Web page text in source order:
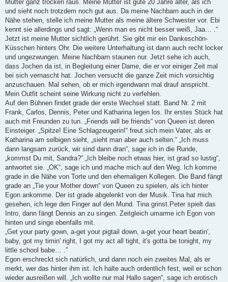
Mutter ganz trocken raus. Meine Mutter ist gute 20 Jahre älter, als ich
und sieht noch trotzdem noch gut aus. Da meine Nachbarn auch in der
Nähe stehen, stelle ich meine Mutter als meine ältere Schwester vor. Ebi
kennt sie allerdings und sagt: „Wenn man es nicht besser weiß, Jaa… .“
Jetzt ist meine Mutter sichtlich gerührt. Sie gibt mir ein Dankeschön-
Küsschen hinters Ohr. Die weitere Unterhaltung ist dann auch recht locker
und ungezwungen. Meine Nachbarn staunen nur. Jetzt sehe ich auch,
dass Jochen da ist, in Begleitung einer Dame, die er vor einiger Zeit mal
bei sich vernascht hat. Jochen versucht die ganze Zeit mich vorsichtig
anzuschauen. Mal sehen, ob er mich irgendwann mal drauf anspricht.
Mein Outfit scheint seine Wirkung nicht zu verfehlen.
Auf den Bühnen findet grade der erste Wechsel statt. Band Nr. 2 mit
Frank, Carlos, Dennis, Peter und Katharina legen los. Ihr erstes Stück hat
auch mit Freunden zu tun. „Friends will be friends“ von Queen ist deren
Einsteiger. „Spitze! Eine Schlagzeugerin!“ freut sich mein Vater, als er
Katharina am selbigen sieht, „sieht man aber auch selten.“ „Ich muss
dann langsam zurück, wir sind dann dran“, sage ich in die Runde,
„kommst Du mit, Sandra?“ „Ich bleibe noch etwas hier, ist grad so lustig“,
antwortet sie. „OK“, sage ich und mache mich auf den Weg. Ich komme
grade in die Nähe von Torte und den ehemaligen Kollegen. Die Band fängt
grade an „Tie your Mother down“ von Queen zu spielen, als ich hinter
Egon ankomme. Der ist grade abgelenkt von der Musik. Tina hat mich
gesehen, ich lege den Finger auf den Mund. Tina grinst.Peter spielt das
Intro, dann fängt Dennis an zu singen. Zeitgleich umarme ich Egon von
hinten und singe ebenfalls mit.
„Get your party gown, a-get your pigtail down, a-get your heart beatin′,
baby, got my timin' right, I got my act all tight, it′s gotta be tonight, my
little school babe… .”
Egon erschreckt sich natürlich, und dann noch ein zweites Mal, als er
merkt, wer das hinter ihm ist. Ich halte auch ordentlich fest, weil er schon
wieder ausreißen will. „Ich wollte nur mal Hallo sagen“, sage ich erotisch